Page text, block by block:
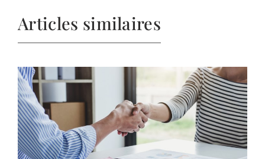
Articles similaires